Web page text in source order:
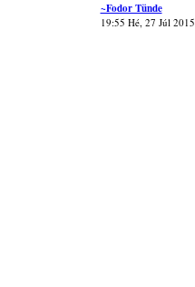
~Fodor Tünde
19:55 Hé, 27 Júl 2015